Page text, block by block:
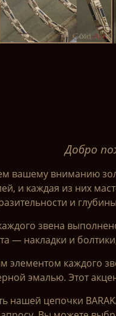
Добро
вашему вниманию
и каждая из них
и
звена
— накладки и
элементом каждого
эмалью. Этот
нашей цепочки